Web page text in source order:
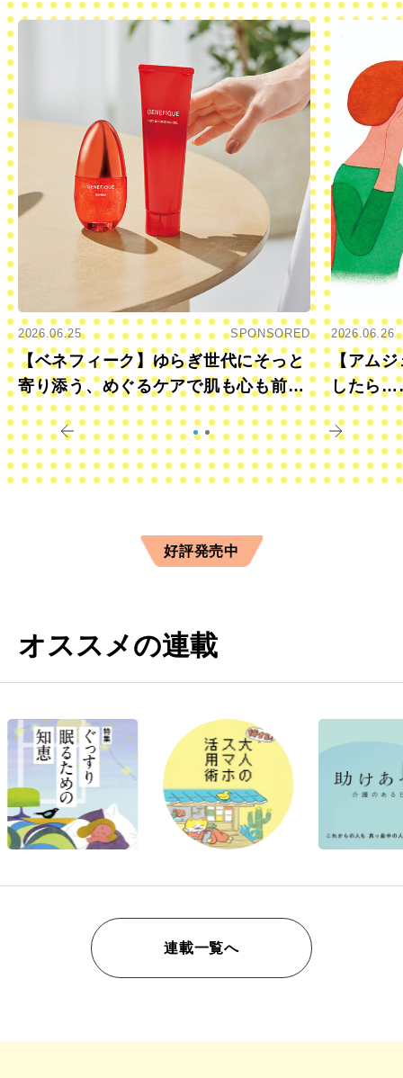
2026.06.25 SPONSORED
【ベネフィーク】ゆらぎ世代にそっと
寄り添う、めぐるケアで肌も心も前向
きに
2026.06.26
【アムジ
したら
すか？
好評発売中
オススメの連載
連載一覧へ